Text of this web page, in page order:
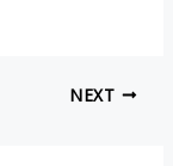
NEXT